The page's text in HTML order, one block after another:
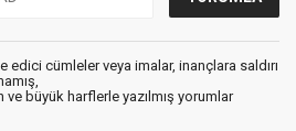
edici cümleler veya imalar, inançlara saldırı
ve büyük harflerle yazılmış yorumlar